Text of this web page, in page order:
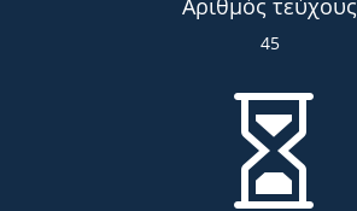
Αριθμός τεύχους
45
